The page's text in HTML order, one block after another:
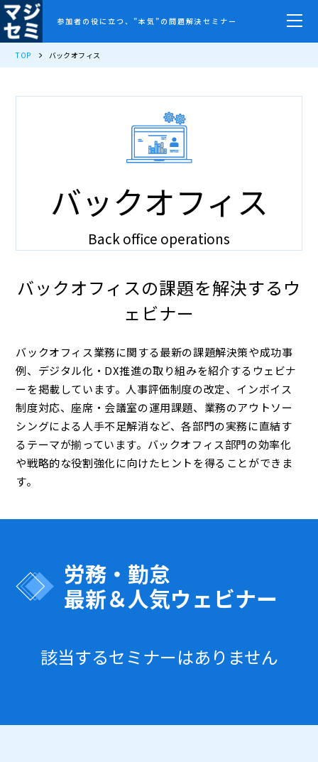
参加者の役に立つ、”本気”の問題解決セミナー
TOP バックオフィス
バックオフィス
Back office operations
バックオフィスの課題を解決するウ
ェビナー
バックオフィス業務に関する最新の課題解決策や成功事
例、デジタル化・DX推進の取り組みを紹介するウェビナ
ーを掲載しています。人事評価制度の改定、インボイス
制度対応、座席・会議室の運用課題、業務のアウトソー
シングによる人手不足解消など、各部門の実務に直結す
るテーマが揃っています。バックオフィス部門の効率化
や戦略的な役割強化に向けたヒントを得ることができま
す。
労務・勤怠
最新＆人気ウェビナー
該当するセミナーはありません